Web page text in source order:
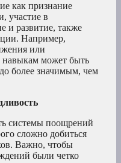
как признание
участие в
и развитие, также
Например,
или
навыкам может быть
более значимым, чем
системы поощрений
сложно добиться
Важно, чтобы
были четко